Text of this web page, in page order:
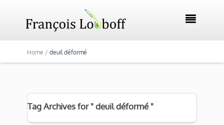

Home / deuil déformé
Tag Archives for " deuil déformé "